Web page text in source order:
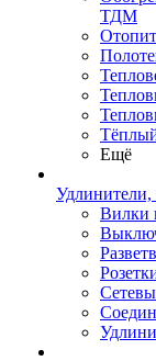
ТДМ
Ещё
Удлинители,
Вилки